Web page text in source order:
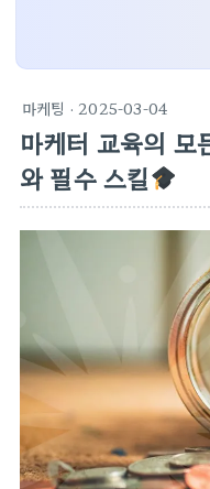
마케팅 · 2025-03-04
마케터 교육의 모
와 필수 스킬